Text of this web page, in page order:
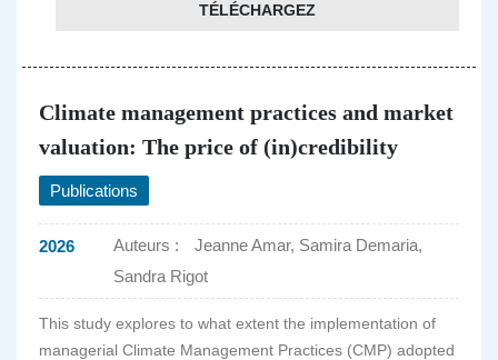
TÉLÉCHARGEZ
Climate management practices and market
valuation: The price of (in)credibility
Publications
2026 Auteurs :
Jeanne Amar, Samira Demaria,
Sandra Rigot
This study explores to what extent the implementation of
managerial Climate Management Practices (CMP) adopted